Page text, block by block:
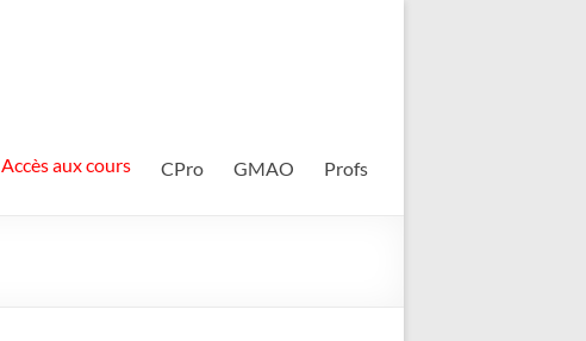
Accès aux cours CPro GMAO Profs